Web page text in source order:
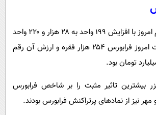
شاخص فرابورس هم امروز با افزایش ۱۹۹ واحد به ۲۸ هزار و ۲۲۰ واحد
رسید. تعداد معاملات امروز فرابورس ۲۵۴ هزار فقره و ارزش آن رقم
بیشترین تاثیر مثبت را بر شاخص فرابورس
نیز از نمادهای پرتراکنش فرابورس بودند.